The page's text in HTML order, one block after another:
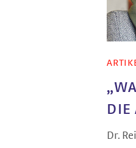
DIE
Dr.